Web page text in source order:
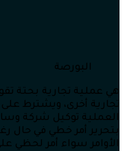
البورصة
هي عملية تجارية بحتة
تجارية أخرى، ويشترط
العملية توكيل شركة
بتحرير أمر خطي في حال
الأوامر سواء أمر لحظي